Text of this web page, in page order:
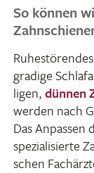
So können
gra­dige
ligen,dünnen
werden nach
Das
spezia­li­sierte
schen